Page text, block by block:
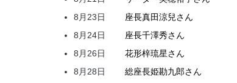
8月23日
座長真田涼兒さん
8月24日
座長千澤秀さん
8月26日
花形梓琉星さん
8月28日
総座長姫勘九郎さん